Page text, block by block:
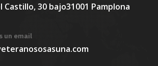
Castillo, 30 bajo31001 Pamplona
un email